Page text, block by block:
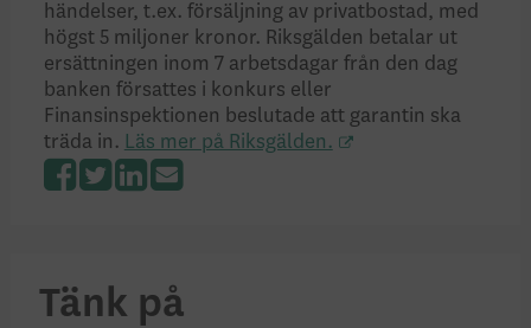
händelser, t.ex. försäljning av privatbostad, med
högst 5 miljoner kronor. Riksgälden betalar ut
ersättningen inom 7 arbetsdagar från den dag
banken försattes i konkurs eller
Finansinspektionen beslutade att garantin ska
träda in. Läs mer på Riksgälden.
Tänk på